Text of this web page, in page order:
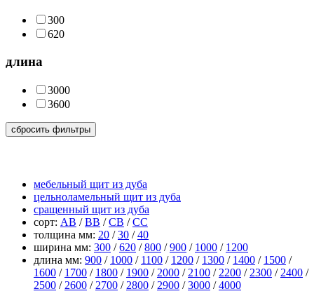
300
620
длина
3000
3600
сбросить фильтры
мебельный щит из дуба
цельноламельный щит из дуба
сращенный щит из дуба
сорт: АВ /ВВ /СВ /СС
толщина мм: 20 /30 /40
ширина мм: 300 /620 /800 /900 / 1000 / 1200
длина мм: 900 / 1000 / 1100 / 1200 / 1300 / 1400 / 1500 /
1600 / 1700 / 1800 / 1900 / 2000 / 2100 / 2200 / 2300 / 2400 /
2500 / 2600 / 2700 / 2800 / 2900 /3000 /4000